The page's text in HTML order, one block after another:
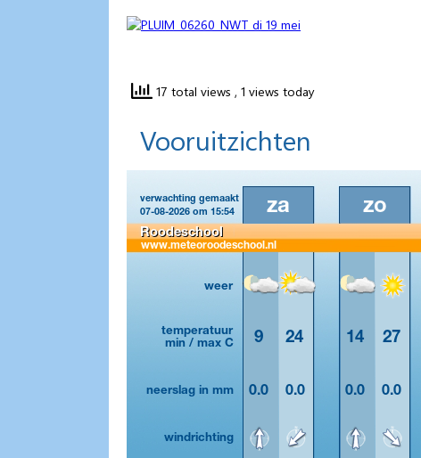
17 total views , 1 views today
Vooruitzichten